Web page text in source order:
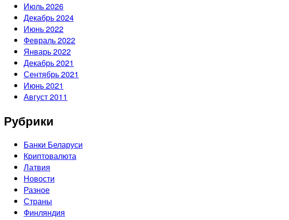
Июль 2026
Декабрь 2024
Июнь 2022
Февраль 2022
Январь 2022
Декабрь 2021
Сентябрь 2021
Июнь 2021
Август 2011
Рубрики
Банки Беларуси
Криптовалюта
Латвия
Новости
Разное
Страны
Финляндия